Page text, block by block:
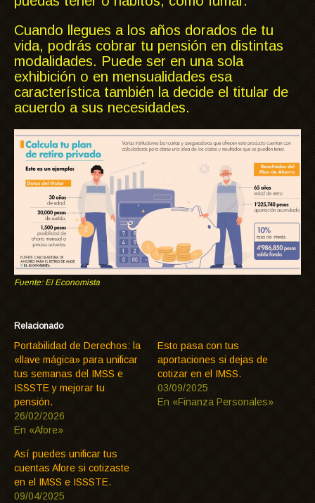
Cuando llegues a los años dorados de tu
vida, podrás cobrar tu pensión en distintas
modalidades. Puede ser en una sola
exhibición o en mensualidades esa
característica también la decide el titular de
acuerdo a sus necesidades.
Fuente: El Economista
Relacionado
Portabilidad de Derechos: la
«llave mágica» para unificar
tus semanas del IMSS e
ISSSTE y mejorar tu
pensión.
26/02/2026
En «Afore»
Esto pasa con tus
aportaciones si dejas de
cotizar en el IMSS.
03/09/2025
En «Finanza Personales»
Así puedes unificar tus
cuentas Afore si cotizaste
en el IMSS e ISSSTE.
09/04/2025